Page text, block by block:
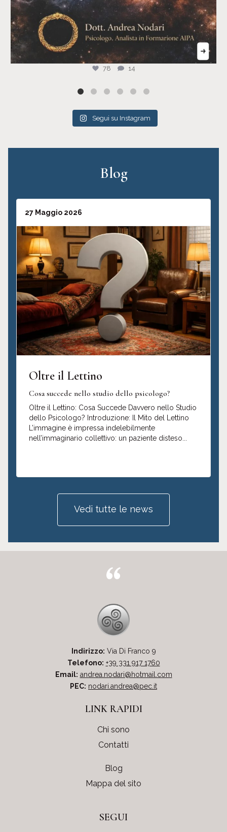
78 14
Segui su Instagram
Blog
27 Maggio 2026
Oltre il Lettino
Cosa succede nello studio dello psicologo?
Oltre il Lettino: Cosa Succede Davvero nello Studio
dello Psicologo? Introduzione: Il Mito del Lettino
L’immagine è impressa indelebilmente
nell’immaginario collettivo: un paziente disteso...
Vedi tutte le news
Indirizzo: Via Di Franco 9
Telefono: +39 331 917 1760
Email: andrea.nodari@hotmail.com
PEC: nodari.andrea@pec.it
LINK RAPIDI
Chi sono
Contatti
Blog
Mappa del sito
SEGUI